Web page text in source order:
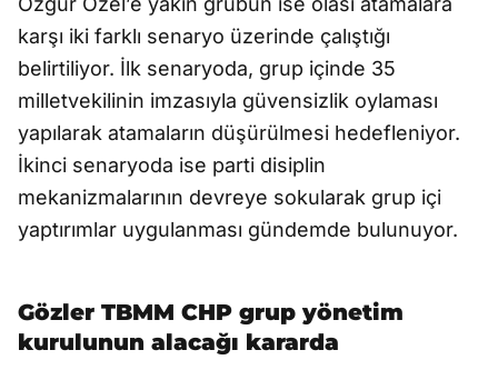
karşı iki farklı senaryo üzerinde çalıştığı
belirtiliyor. İlk senaryoda, grup içinde 35
milletvekilinin imzasıyla güvensizlik oylaması
yapılarak atamaların düşürülmesi hedefleniyor.
İkinci senaryoda ise parti disiplin
mekanizmalarının devreye sokularak grup içi
yaptırımlar uygulanması gündemde bulunuyor.
Gözler TBMM CHP grup yönetim
kurulunun alacağı kararda